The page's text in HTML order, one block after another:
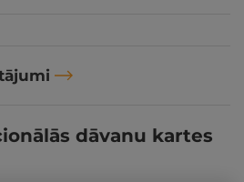
dāvanu kartes